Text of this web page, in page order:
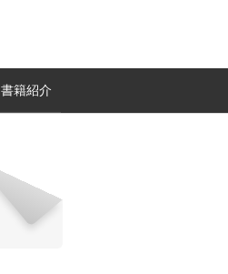
書籍紹介